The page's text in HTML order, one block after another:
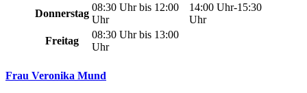
Donnerstag
08:30 Uhr bis 12:00
Uhr
14:00 Uhr-15:30
Uhr
Freitag
08:30 Uhr bis 13:00
Uhr
Frau Veronika Mund